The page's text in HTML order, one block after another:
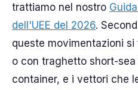
trattiamo nel nostro
dell'UEE del 2026.
queste movimentazioni
o con traghetto short-
container, e i vettori che